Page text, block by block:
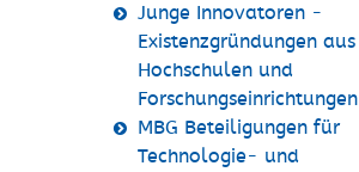
Junge Innovatoren -
Existenzgründungen aus
Hochschulen und
Forschungseinrichtungen
MBG Beteiligungen für
Technologie- und